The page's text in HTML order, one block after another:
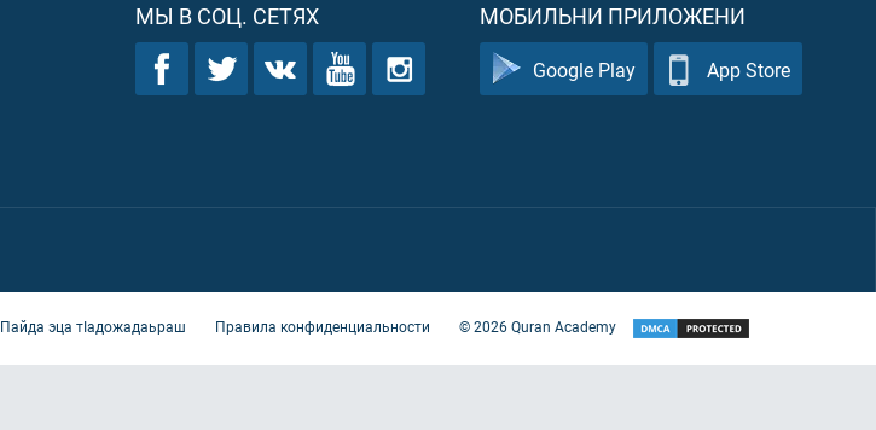
МЫ В СОЦ. СЕТЯХ МОБИЛЬНИ ПРИЛОЖЕНИ
Google Play App Store
Пайда эца тIадожадаьраш Правила конфиденциальности ©2026Quran Academy